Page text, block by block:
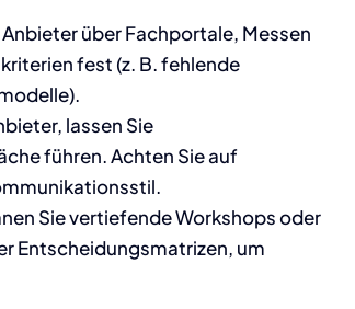
über Fachportale, Messen
fest (z. B. fehlende
lassen Sie
führen. Achten Sie auf
Sie vertiefende Workshops oder
Entscheidungsmatrizen, um